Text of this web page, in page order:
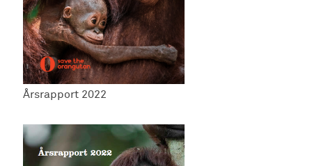
Årsrapport 2022